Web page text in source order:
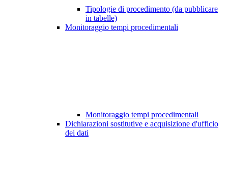
Tipologie di procedimento (da pubblicare
in tabelle)
Monitoraggio tempi procedimentali
Monitoraggio tempi procedimentali
Dichiarazioni sostitutive e acquisizione d'ufficio
dei dati